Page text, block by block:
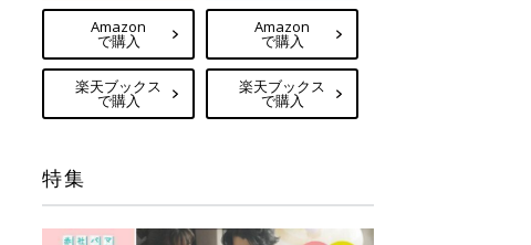
Amazon
で購入
楽天ブックス
で購入
Amazon
で購入
楽天ブックス
で購入
特集